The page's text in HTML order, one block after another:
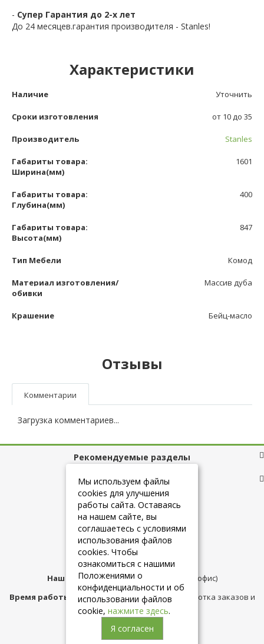
- Супер Гарантия до 2-х лет
До 24 месяцев.гарантия производителя - Stanles!
Характеристики
Наличие Уточнить
Сроки изготовления от 10 до 35
Производитель Stanles
Габариты товара:
Ширина(мм)
1601
Габариты товара:
Глубина(мм)
400
Габариты товара:
Высота(мм)
847
Тип Мебели Комод
Материал изготовления/
обивки
Массив дуба
Крашение Бейц-масло
Отзывы
Комментарии
Загрузка комментариев...
Рекомендуемые разделы
Полезные ссылки
+7 (925) 084-10-60
Наш адрес:Москва,ул.Плещеева д.12 (офис)
Время работы магазина:с 10:00 до 21:00 (обработка заказов и
консультация)
Мы используем файлы
cookies для улучшения
работы сайта. Оставаясь
на нашем сайте, вы
соглашаетесь с условиями
использования файлов
cookies. Чтобы
ознакомиться с нашими
Положениями о
конфиденциальности и об
использовании файлов
cookie, нажмите здесь.
Я согласен